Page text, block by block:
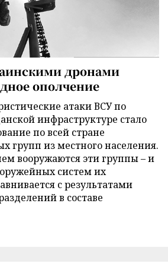
дронами
ополчение
атаки ВСУ по
инфраструктуре стало
по всей стране
групп из местного населения.
вооружаются эти группы – и
систем их
с результатами
в составе